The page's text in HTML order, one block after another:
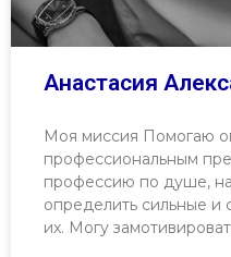
Анастасия
Моя миссия Помогаю
профессиональным
профессию по душе,
определить сильные и
их. Могу